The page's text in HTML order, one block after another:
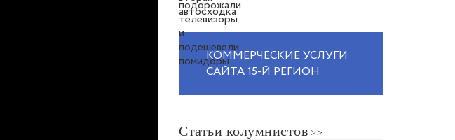
КОММЕРЧЕСКИЕ УСЛУГИ
САЙТА 15-Й РЕГИОН
Статьи колумнистов